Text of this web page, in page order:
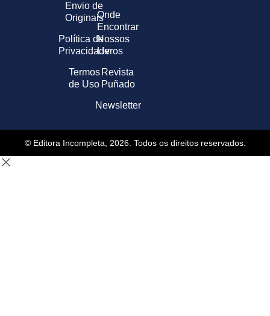
Envio de
Originais
Política de
Privacidade
Termos
de Uso
Onde
Encontrar
Nossos
Livros
Revista
Puñado
Newsletter
© Editora Incompleta, 2026. Todos os direitos reservados.